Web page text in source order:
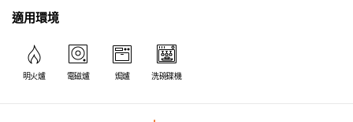
適用環境
明火爐 電磁爐 焗爐 洗碗碟機